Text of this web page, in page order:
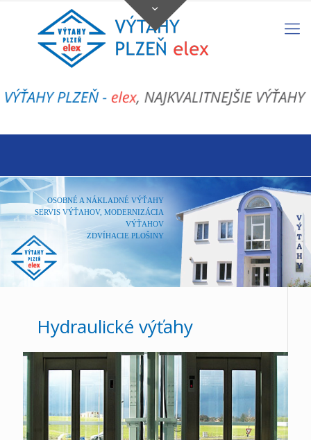
OSOBNÉ A NÁKLADNÉ VÝŤAHY
SERVIS VÝŤAHOV, MODERNIZÁCIA
VÝŤAHOV
ZDVÍHACIE PLOŠINY
Hydraulické výťahy